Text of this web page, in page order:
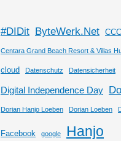
#DIDit ByteWerk.Net CCC
Centara Grand Beach Resort & Villas
cloud Datenschutz Datensicherheit
Digital Independence Day
Dorian Hanjo Loeben Dorian Loeben
Facebook google Hanjo